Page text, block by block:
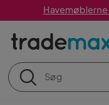
Havemøblerne